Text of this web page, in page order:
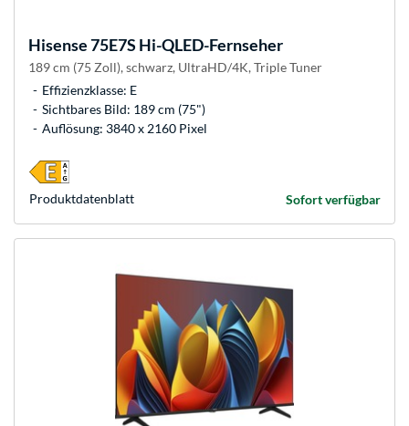
Hisense75E7S Hi-QLED-Fernseher
189 cm (75 Zoll), schwarz, UltraHD/4K, Triple Tuner
Effizienzklasse: E
Sichtbares Bild: 189 cm (75")
Auflösung: 3840 x 2160 Pixel
Sofort verfügbar
Produkt­datenblatt